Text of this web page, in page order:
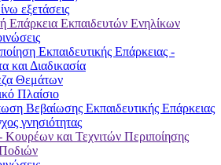
εξετάσεις
Επάρκεια Εκπαιδευτών Ενηλίκων
Εκπαιδευτικής Επάρκειας -
και Διαδικασία
Θεμάτων
Πλαίσιο
Βεβαίωσης Εκπαιδευτικής Επάρκειας
γνησιότητας
και Τεχνιτών Περιποίησης